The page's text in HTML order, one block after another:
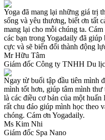
Yoga đã mang lại những giá trị
sống và yêu thương, biết ơn tất
mang lại cho mỗi chúng ta.
các bạn trong Yogadaily đã
cực và sẽ biến đổi thành động
Mr Hữu Tâm
Giám đốc Công ty TNHH Du
Ngay từ buổi tập đầu tiên mình
mình tốt hơn, giúp tâm mình
là các điều cơ bản của một
rất chu đáo giúp mình học theo
chóng. Cám ơn Yogadaily.
Ms Kim Nhi
Giám đốc Spa Nano